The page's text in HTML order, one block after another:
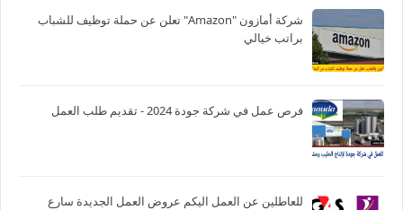
شركة أمازون "Amazon" تعلن عن حملة توظيف للشباب
براتب خيالي
فرص عمل في شركة جودة 2024 - تقديم طلب العمل
للعاطلين عن العمل اليكم عروض العمل الجديدة سارع